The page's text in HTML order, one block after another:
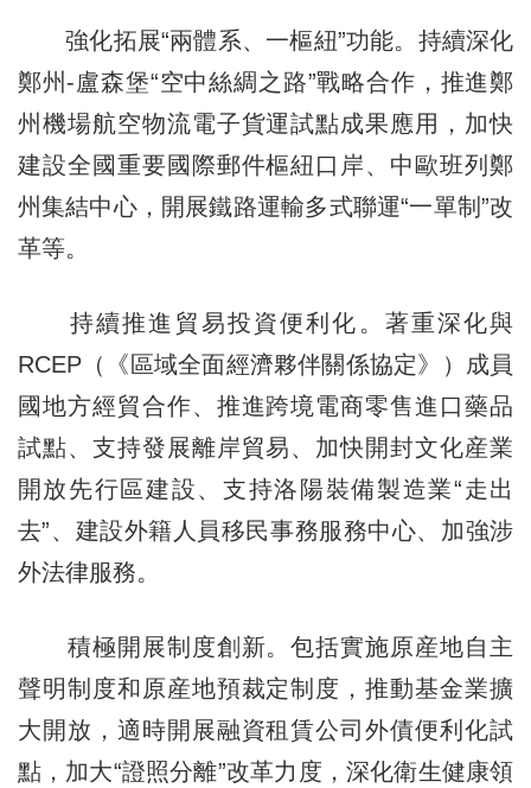
強化拓展“兩體系、一樞紐”功能。持續深化
鄭州-盧森堡“空中絲綢之路”戰略合作，推進鄭
州機場航空物流電子貨運試點成果應用，加快
建設全國重要國際郵件樞紐口岸、中歐班列鄭
州集結中心，開展鐵路運輸多式聯運“一單制”改
革等。
持續推進貿易投資便利化。著重深化與
RCEP（《區域全面經濟夥伴關係協定》）成員
國地方經貿合作、推進跨境電商零售進口藥品
試點、支持發展離岸貿易、加快開封文化産業
開放先行區建設、支持洛陽裝備製造業“走出
去”、建設外籍人員移民事務服務中心、加強涉
外法律服務。
積極開展制度創新。包括實施原産地自主
聲明制度和原産地預裁定制度，推動基金業擴
大開放，適時開展融資租賃公司外債便利化試
點，加大“證照分離”改革力度，深化衛生健康領